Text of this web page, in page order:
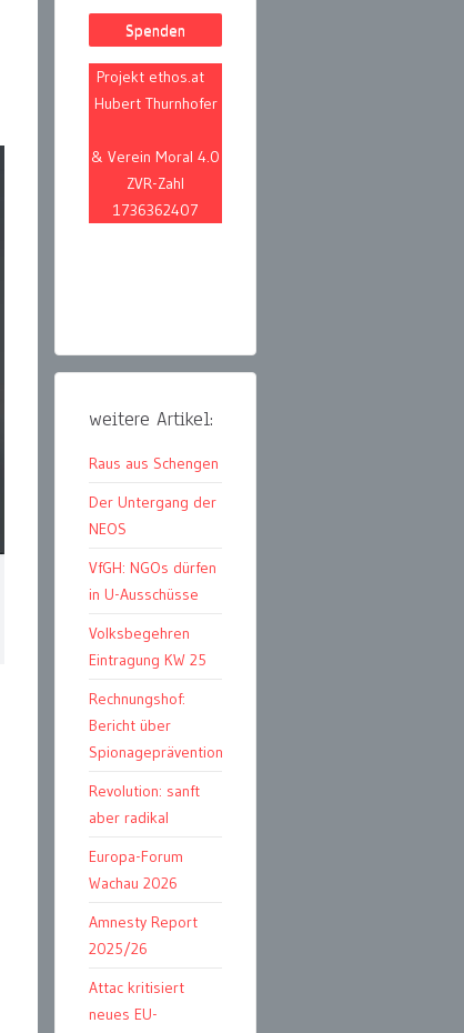
Spenden
Projekt ethos.at
Hubert Thurnhofer
& Verein Moral 4.0
ZVR-Zahl
1736362407
weitere Artikel:
Raus aus Schengen
Der Untergang der
NEOS
VfGH: NGOs dürfen
in U-Ausschüsse
Volksbegehren
Eintragung KW 25
Rechnungshof:
Bericht über
Spionageprävention
Revolution: sanft
aber radikal
Europa-Forum
Wachau 2026
Amnesty Report
2025/26
Attac kritisiert
neues EU-